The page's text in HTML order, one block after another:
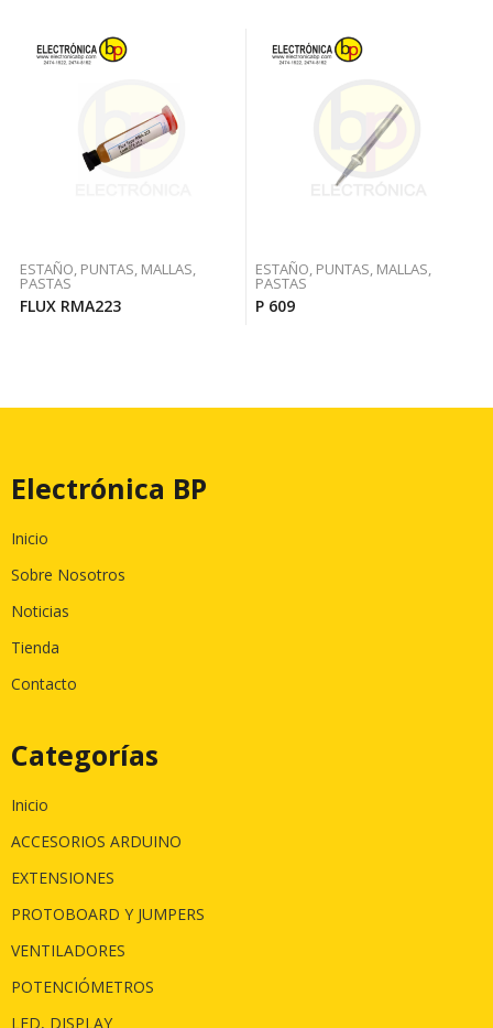
ESTAÑO, PUNTAS, MALLAS,
PASTAS
FLUX RMA223
ESTAÑO, PUNTAS, MALLAS,
PASTAS
P 609
Electrónica BP
Inicio
Sobre Nosotros
Noticias
Tienda
Contacto
Categorías
Inicio
ACCESORIOS ARDUINO
EXTENSIONES
PROTOBOARD Y JUMPERS
VENTILADORES
POTENCIÓMETROS
LED, DISPLAY